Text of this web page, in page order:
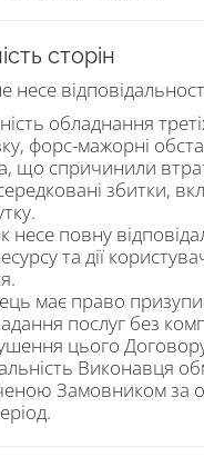
сторін
обладнання
форс-мажорні
що спричинили
збитки,
несе повну
та дії
має право
послуг без
цього
Виконавця
Замовником за